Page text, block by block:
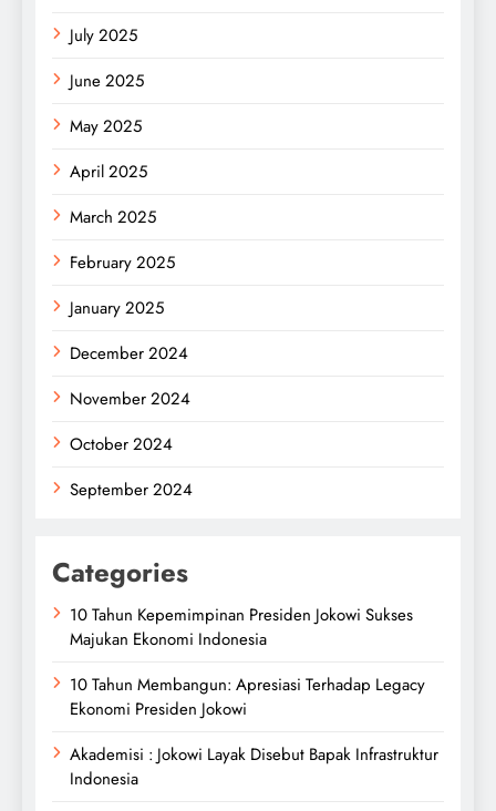
July 2025
June 2025
May 2025
April 2025
March 2025
February 2025
January 2025
December 2024
November 2024
October 2024
September 2024
Categories
10 Tahun Kepemimpinan Presiden Jokowi Sukses
Majukan Ekonomi Indonesia
10 Tahun Membangun: Apresiasi Terhadap Legacy
Ekonomi Presiden Jokowi
Akademisi : Jokowi Layak Disebut Bapak Infrastruktur
Indonesia